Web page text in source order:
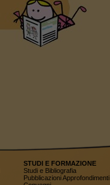
STUDI E FORMAZIONE
Studi e Bibliografia
Pubblicazioni Approfondimenti